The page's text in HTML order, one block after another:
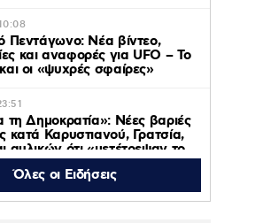
Πεντάγωνο: Νέα βίντεο,
και αναφορές για UFO – Το
οι «ψυχρές σφαίρες»
τη Δημοκρατία»: Νέες βαριές
κατά Καρυστιανού, Γρατσία,
αυλικών ότι «μετέτρεψαν το
αρχηγικό κόμμα»
07.08.2026 | 23:12
Όλες οι Ειδήσεις